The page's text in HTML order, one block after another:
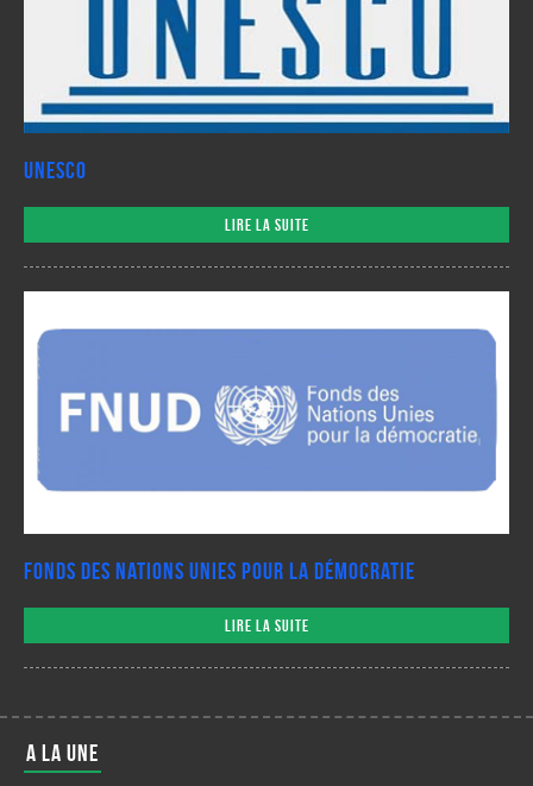
UNESCO
Lire la suite
Fonds des Nations Unies pour la Démocratie
Lire la suite
A LA UNE